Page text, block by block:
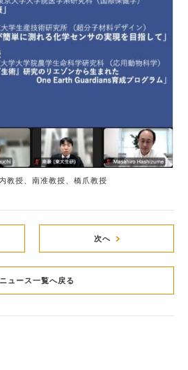
教授、南准教授、橋爪教授
次へ
ニュース一覧へ戻る